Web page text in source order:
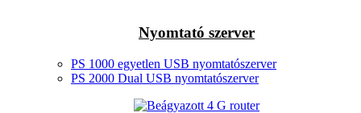
Nyomtató szerver
PS 1000 egyetlen USB nyomtatószerver
PS 2000 Dual USB nyomtatószerver